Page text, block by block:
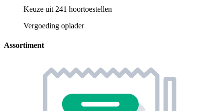
Keuze uit 241 hoortoestellen
Vergoeding oplader
Assortiment